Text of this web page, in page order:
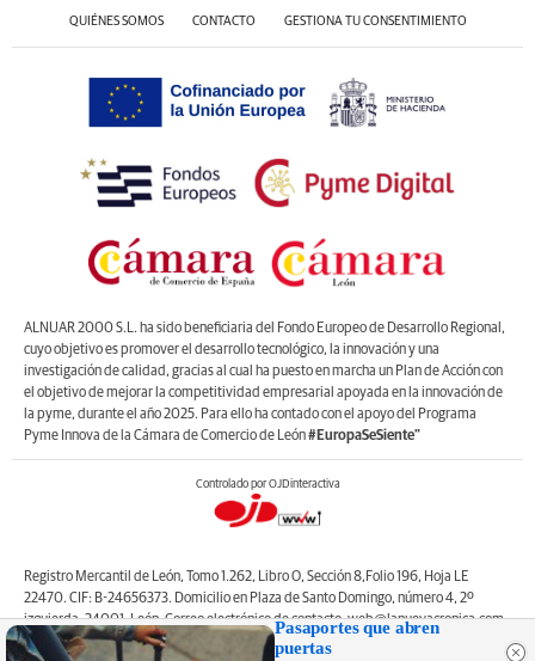
QUIÉNES SOMOS CONTACTO GESTIONA TU CONSENTIMIENTO
ALNUAR 2000 S.L. ha sido beneficiaria del Fondo Europeo de Desarrollo Regional,
cuyo objetivo es promover el desarrollo tecnológico, la innovación y una
investigación de calidad, gracias al cual ha puesto en marcha un Plan de Acción con
el objetivo de mejorar la competitividad empresarial apoyada en la innovación de
la pyme, durante el año 2025. Para ello ha contado con el apoyo del Programa
Pyme Innova de la Cámara de Comercio de León#EuropaSeSiente”
Controlado por OJDinteractiva
Registro Mercantil de León, Tomo 1.262, Libro O, Sección 8,Folio 196, Hoja LE
22470. CIF: B-24656373. Domicilio en Plaza de Santo Domingo, número 4, 2º
izquierda, 24001, León. Correo electrónico de contacto: web@lanuevacronica.com.
Copyright © ALNUAR 2000 S.L. (LA NUEVA CRÓNICA). Incluye contenidos de la
Pasaportes que abren
puertas